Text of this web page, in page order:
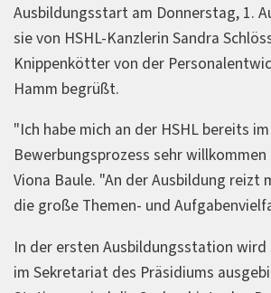
Ausbildungsstart am Donnerstag, 1.
sie von HSHL-Kanzlerin Sandra
Knippenkötter von der
Hamm begrüßt.
"Ich habe mich an der HSHL bereits im
Bewerbungsprozess sehr
Viona Baule. "An der Ausbildung reizt
die große Themen- und
In der ersten Ausbildungsstation
im Sekretariat des Präsidiums